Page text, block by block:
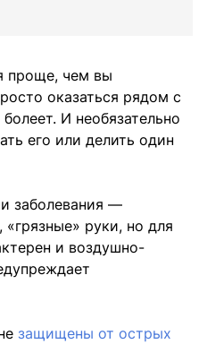
проще, чем вы
оказаться рядом с
И необязательно
его или делить один
заболевания —
руки, но для
и воздушно-
защищены от острых